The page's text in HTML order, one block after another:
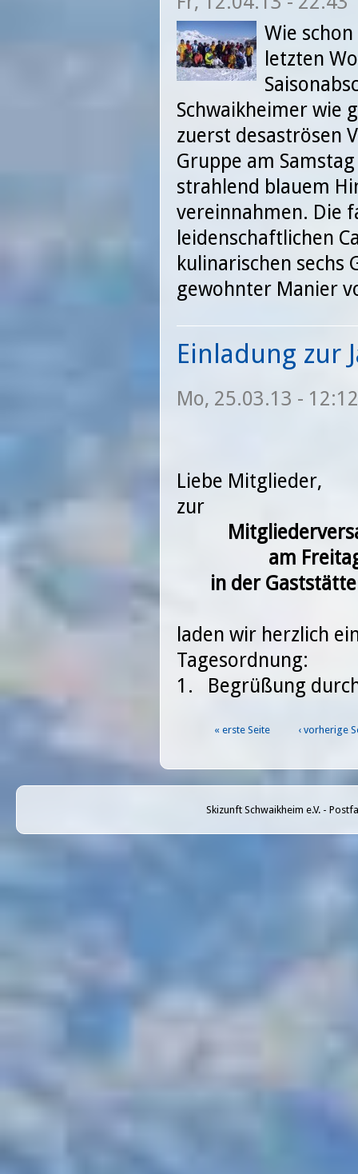
Wie
letzten
Schwaikheimer wie
zuerst desaströsen
Gruppe am
strahlend blauem
vereinnahmen. Die
leidenschaftlichen
kulinarischen sechs
gewohnter Manier
Einladung zur
Mo, 25.03.13 - 12:12
Liebe Mitglieder,
am
in der
laden wir herzlich
1. Begrüßung
Seiten« erste Seite
‹ vorherige
Skizunft Schwaikheim e.V. -